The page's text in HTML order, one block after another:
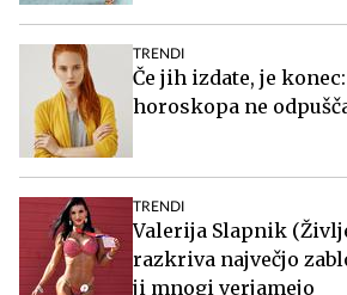
TRENDI
Če jih izdate, je
horoskopa ne
TRENDI
Valerija Slapnik
razkriva največjo
ji mnogi verjamejo